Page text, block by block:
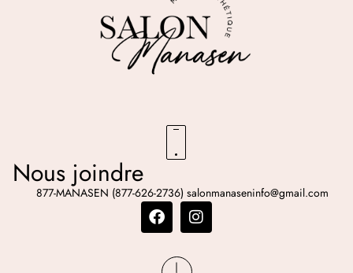
Nous joindre
877-MANASEN (877-626-2736) salonmanaseninfo@gmail.com